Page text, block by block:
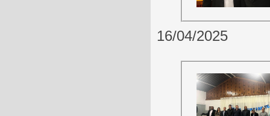
16/04/2025